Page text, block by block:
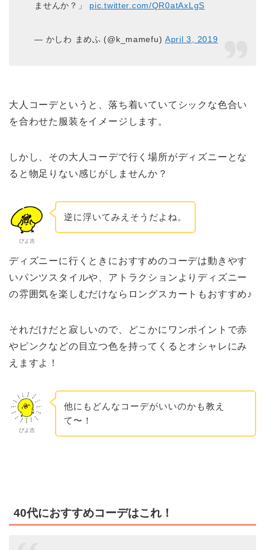
ませんか？」 pic.twitter.com/QR0atAxLgS
— かしわ まめふ (@k_mamefu)April 3, 2019
大人コーデというと、落ち着いていてシックな色合い
を合わせた服装をイメージします。
しかし、その大人コーデで行く場所がディズニーとな
ると物足りない感じがしませんか？
ぴよ吉
逆に浮いてみえそうだよね。
ディズニーに行くときにおすすめのコーデは動きやす
いパンツスタイルや、アトラクションよりディズニー
の雰囲気を楽しむだけならロングスカートもおすすめ♪
それだけだと寂しいので、どこかにワンポイントで赤
やピンクなどの目立つ色を持ってくるとオシャレにみ
えますよ！
ぴよ吉
他にもどんなコーデがいいのかも教え
て〜！
40代におすすめコーデはこれ！